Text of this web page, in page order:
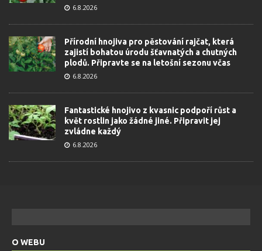
6.8.2026
Přírodní hnojiva pro pěstování rajčat, která
zajistí bohatou úrodu šťavnatých a chutných
plodů. Připravte se na letošní sezonu včas
6.8.2026
Fantastické hnojivo z kvasnic podpoří růst a
květ rostlin jako žádné jiné. Připravit jej
zvládne každý
6.8.2026
O WEBU